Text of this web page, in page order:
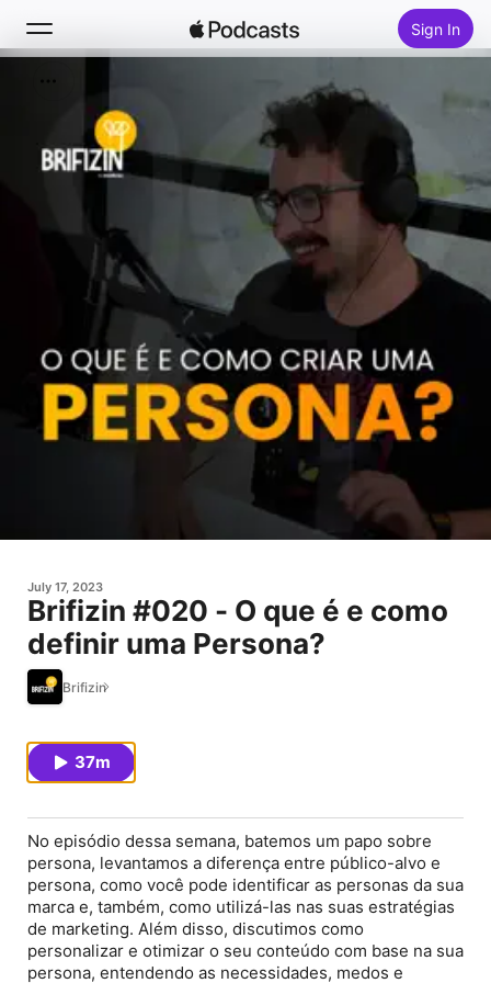
Sign In
Home
Top Charts
July 17, 2023
Brifizin #020 - O que é e como
definir uma Persona?
Brifizin
37m
No episódio dessa semana, batemos um papo sobre
persona, levantamos a diferença entre público-alvo e
persona, como você pode identificar as personas da sua
marca e, também, como utilizá-las nas suas estratégias
de marketing. Além disso, discutimos como
personalizar e otimizar o seu conteúdo com base na sua
persona, entendendo as necessidades, medos e